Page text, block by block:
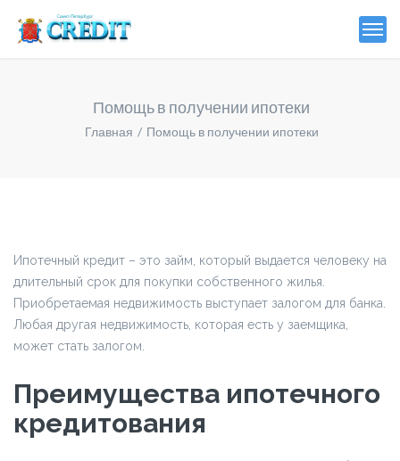
Помощь в получении ипотеки
Главная Помощь в получении ипотеки
Ипотечный кредит – это займ, который выдается человеку на
длительный срок для покупки собственного жилья.
Приобретаемая недвижимость выступает залогом для банка.
Любая другая недвижимость, которая есть у заемщика,
может стать залогом.
Преимущества ипотечного
кредитования